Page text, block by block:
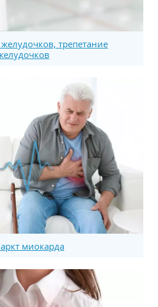
трепетание
миокарда